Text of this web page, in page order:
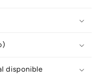
disponible